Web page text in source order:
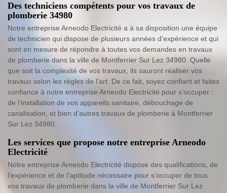
Des techniciens compétents pour vos travaux de
plomberie 34980
Notre entreprise Arneodo Electricité a à sa disposition une équipe
de technicien qui dispose de plusieurs années d’expérience et qui
sont en mesure de répondre à toutes vos demandes en travaux
de plomberie dans la ville de Montferrier Sur Lez 34980. Quelle
que soit la complexité de vos travaux, ils sauront réaliser vos
travaux selon les règles de l’art. De ce fait, soyez confiant et faites
confiance à notre entreprise Arneodo Electricité pour s’occuper :
de l’installation de vos appareils sanitaire, débouchage de
canalisation, et bien d’autres travaux de plomberie à Montferrier
Sur Lez 34980.
Les services que propose notre entreprise Arneodo
Electricité
Notre entreprise Arneodo Electricité dispose des qualifications, de
l’expérience et de l’aptitude nécessaire pour s’occuper de tous
vos travaux de plomberie dans la ville de Montferrier Sur Lez